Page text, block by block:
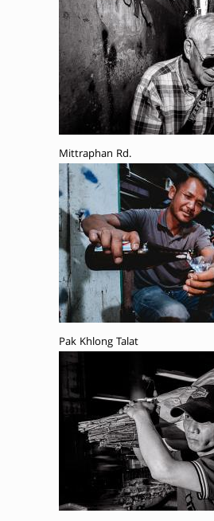
Mittraphan Rd.
Pak Khlong Talat